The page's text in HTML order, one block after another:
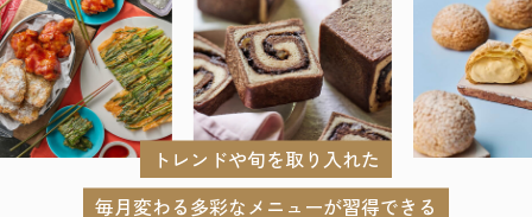
トレンドや旬を取り入れた
毎月変わる多彩なメニューが習得できる